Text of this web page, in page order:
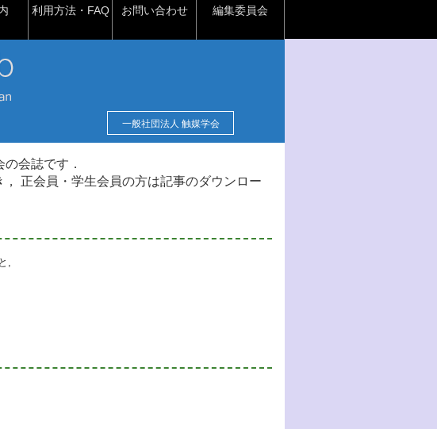
利用方法・FAQ お問い合わせ 編集委員会
一般社団法人 触媒学会
会誌です．
正会員・学生会員の方は記事のダウンロー
,